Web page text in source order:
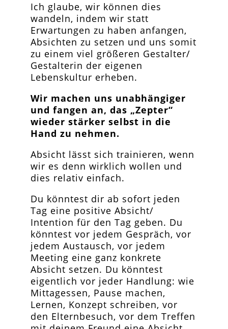
Ich glaube, wir können dies
wandeln, indem wir statt
Erwartungen zu haben anfangen,
Absichten zu setzen und uns somit
zu einem viel größeren Gestalter/
Gestalterin der eigenen
Lebenskultur erheben.
Wir machen uns unabhängiger
und fangen an, das „Zepter“
wieder stärker selbst in die
Hand zu nehmen.
Absicht lässt sich trainieren, wenn
wir es denn wirklich wollen und
dies relativ einfach.
Du könntest dir ab sofort jeden
Tag eine positive Absicht/
Intention für den Tag geben. Du
könntest vor jedem Gespräch, vor
jedem Austausch, vor jedem
Meeting eine ganz konkrete
Absicht setzen. Du könntest
eigentlich vor jeder Handlung: wie
Mittagessen, Pause machen,
Lernen, Konzept schreiben, vor
den Elternbesuch, vor dem Treffen